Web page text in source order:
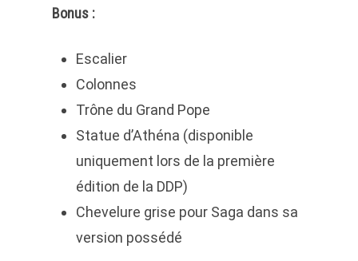
Bonus :
Escalier
Colonnes
Trône du Grand Pope
Statue d’Athéna (disponible
uniquement lors de la première
édition de la DDP)
Chevelure grise pour Saga dans sa
version possédé